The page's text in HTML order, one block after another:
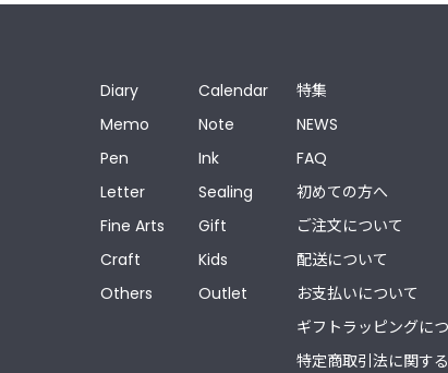
Diary
Calendar
Memo
Note
Pen
Ink
Letter
Sealing
Fine Arts
Gift
Craft
Kids
Others
Outlet
特集
NEWS
FAQ
初めての方へ
ご注文について
配送について
お支払いについて
ギフトラッピングに
特定商取引法に関す